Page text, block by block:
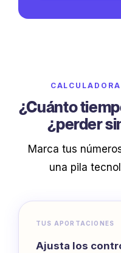
¿Cuánto
¿perder
Marca tus
una pila
TUS APORTACIONES
Ajusta los